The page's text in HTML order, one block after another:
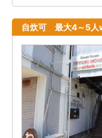
自炊可 最大4～5人